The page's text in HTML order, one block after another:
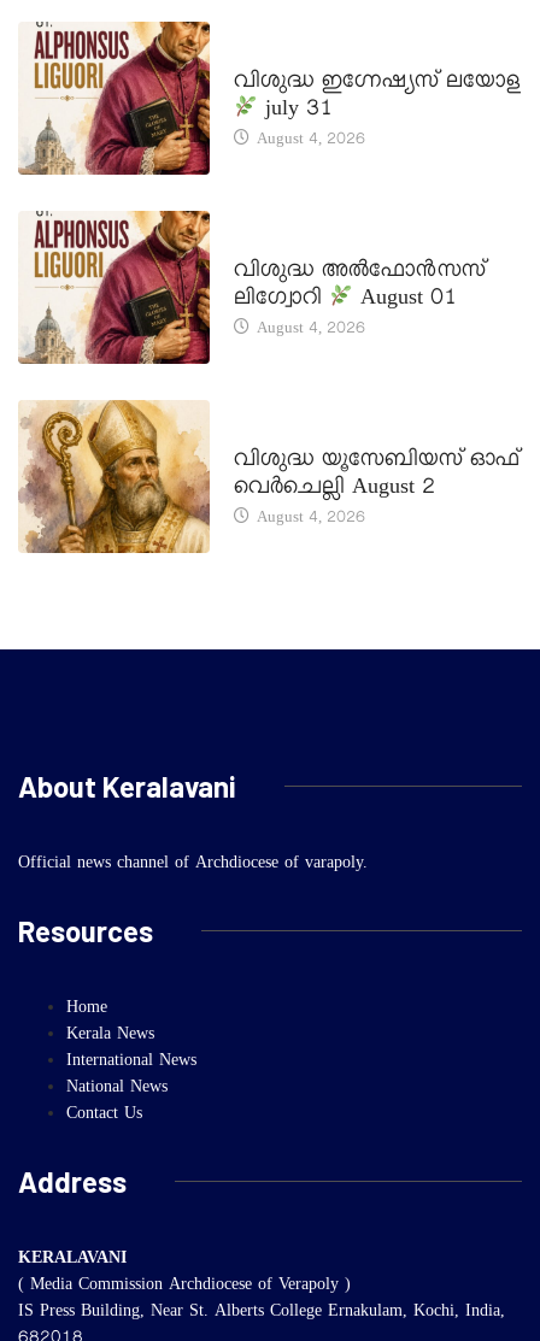
വിശുദ്ധ ഇഗ്നേഷ്യസ് ലയോള
july 31
August 4, 2026
വിശുദ്ധ അൽഫോൻസസ്
ലിഗ്വോറി
August 01
August 4, 2026
വിശുദ്ധ യൂസേബിയസ് ഓഫ്
വെർചെല്ലി August 2
August 4, 2026
About Keralavani
Official news channel of Archdiocese of varapoly.
Resources
Home
Kerala News
International News
National News
Contact Us
Address
KERALAVANI
( Media Commission Archdiocese of Verapoly )
IS Press Building, Near St. Alberts College Ernakulam, Kochi, India,